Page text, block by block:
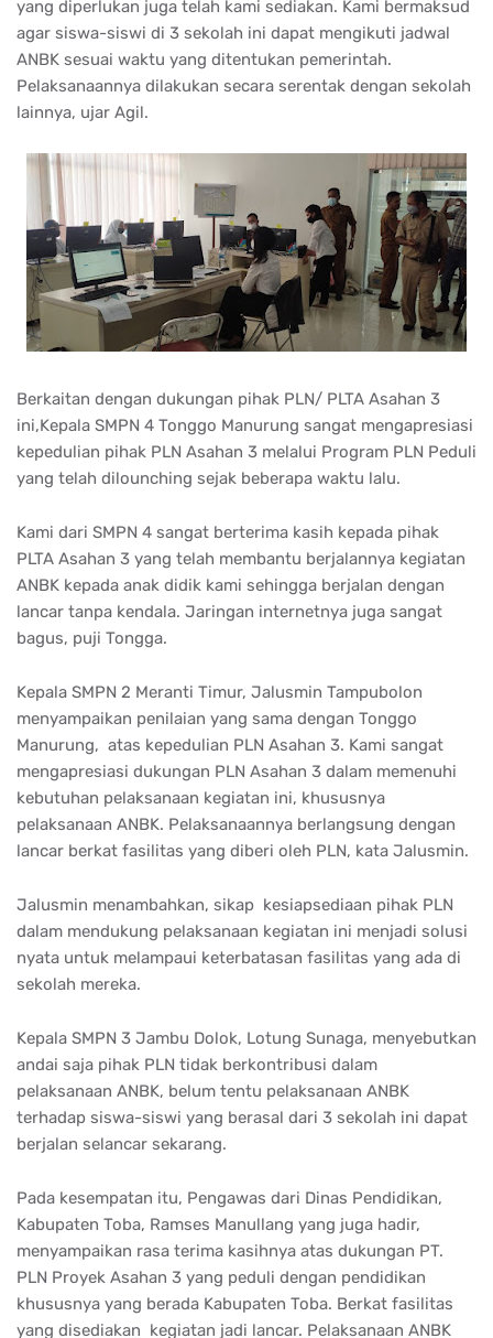
yang diperlukan juga telah kami sediakan. Kami bermaksud
agar siswa-siswi di 3 sekolah ini dapat mengikuti jadwal
ANBK sesuai waktu yang ditentukan pemerintah.
Pelaksanaannya dilakukan secara serentak dengan sekolah
lainnya, ujar Agil.
Berkaitan dengan dukungan pihak PLN/ PLTA Asahan 3
ini,Kepala SMPN 4 Tonggo Manurung sangat mengapresiasi
kepedulian pihak PLN Asahan 3 melalui Program PLN Peduli
yang telah dilounching sejak beberapa waktu lalu.
Kami dari SMPN 4 sangat berterima kasih kepada pihak
PLTA Asahan 3 yang telah membantu berjalannya kegiatan
ANBK kepada anak didik kami sehingga berjalan dengan
lancar tanpa kendala. Jaringan internetnya juga sangat
bagus, puji Tongga.
Kepala SMPN 2 Meranti Timur, Jalusmin Tampubolon
menyampaikan penilaian yang sama dengan Tonggo
Manurung, atas kepedulian PLN Asahan 3. Kami sangat
mengapresiasi dukungan PLN Asahan 3 dalam memenuhi
kebutuhan pelaksanaan kegiatan ini, khususnya
pelaksanaan ANBK. Pelaksanaannya berlangsung dengan
lancar berkat fasilitas yang diberi oleh PLN, kata Jalusmin.
Jalusmin menambahkan, sikap kesiapsediaan pihak PLN
dalam mendukung pelaksanaan kegiatan ini menjadi solusi
nyata untuk melampaui keterbatasan fasilitas yang ada di
sekolah mereka.
Kepala SMPN 3 Jambu Dolok, Lotung Sunaga, menyebutkan
andai saja pihak PLN tidak berkontribusi dalam
pelaksanaan ANBK, belum tentu pelaksanaan ANBK
terhadap siswa-siswi yang berasal dari 3 sekolah ini dapat
berjalan selancar sekarang.
Pada kesempatan itu, Pengawas dari Dinas Pendidikan,
Kabupaten Toba, Ramses Manullang yang juga hadir,
menyampaikan rasa terima kasihnya atas dukungan PT.
PLN Proyek Asahan 3 yang peduli dengan pendidikan
khususnya yang berada Kabupaten Toba. Berkat fasilitas
yang disediakan kegiatan jadi lancar. Pelaksanaan ANBK